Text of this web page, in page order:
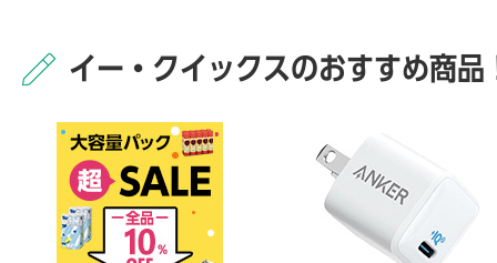
イー・クイックスのおすすめ商品